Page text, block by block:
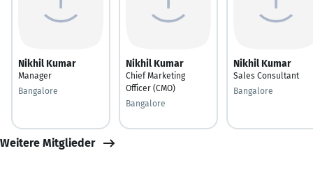
Nikhil Kumar
Manager
Bangalore
Nikhil Kumar
Chief Marketing
Officer (CMO)
Bangalore
Nikhil Kumar
Sales Consultant
Bangalore
Weitere Mitglieder